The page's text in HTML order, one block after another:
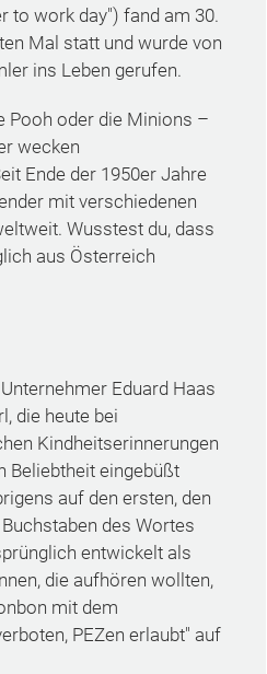
to work day") fand am 30.
Mal statt und wurde von
ins Leben gerufen.
Pooh oder die Minions –
wecken
Ende der 1950er Jahre
mit verschiedenen
Wusstest du, dass
aus Österreich
Eduard Haas
die heute bei
Kindheitserinnerungen
Beliebtheit eingebüßt
auf den ersten, den
des Wortes
entwickelt als
die aufhören wollten,
mit dem
PEZen erlaubt" auf